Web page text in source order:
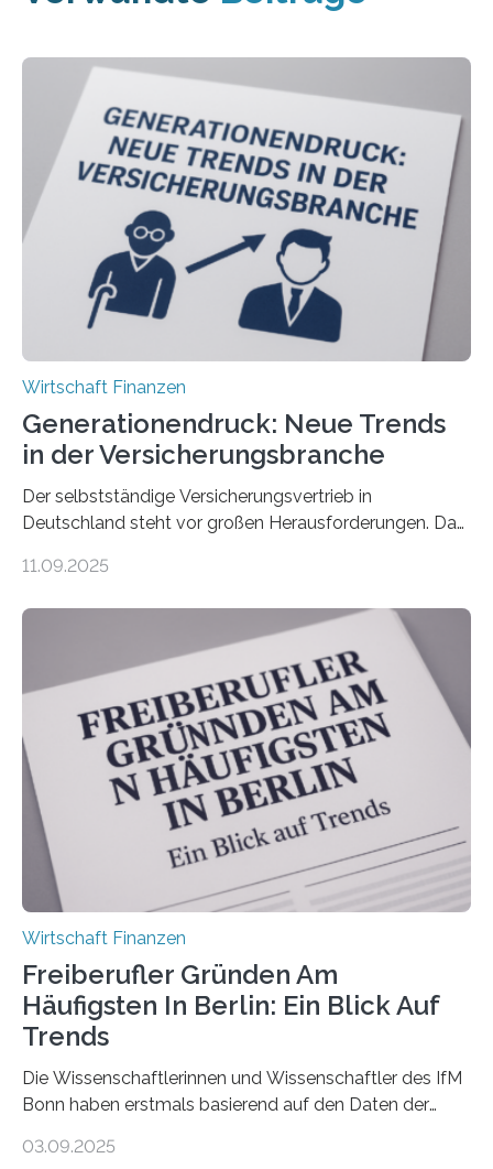
Wirtschaft Finanzen
Generationendruck: Neue Trends
in der Versicherungsbranche
Der selbstständige Versicherungsvertrieb in
Deutschland steht vor großen Herausforderungen. Das
Dr. Matthias Beenken und Prof. Dr. Lukas Linnenbrink
Bundesverbands Deutscher Versicherungskaufleute e.V.
durchgeführt haben. Die Studie basiert auf den
Antworten von 1.440 selbstständigen
Versicherungsvertreter*innen und -makler*innen. Ein
Ergebnis: Deutlich mehr als die Hälfte der Befragten ist
über 50 Jahre alt und wird in den nächsten Jahren eine
Nachfolgeregelung benötigen. Aber nur ein Drittel hat
bereits Regelungen…
11.09.2025
Wirtschaft Finanzen
Freiberufler Gründen Am
Häufigsten In Berlin: Ein Blick Auf
Trends
Die Wissenschaftlerinnen und Wissenschaftler des IfM
Bonn haben erstmals basierend auf den Daten der
Landkreise mit den meisten Gründungen von
03.09.2025